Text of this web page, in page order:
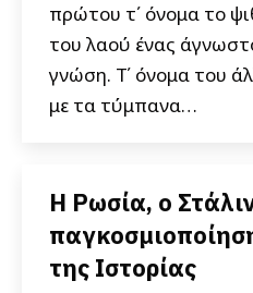
πρώτου τ΄ όνομα το
του λαού ένας
γνώση. Τ΄ όνομα του
με τα τύμπανα…
Η Ρωσία, ο
της Ιστορίας